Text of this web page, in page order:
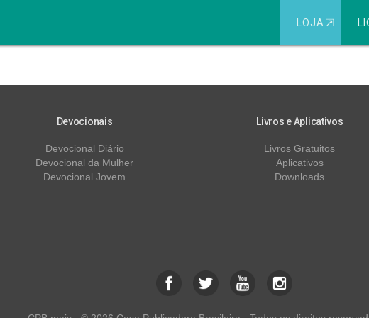
LOJA ⇱
Devocionais
Devocional Diário
Devocional da Mulher
Devocional Jovem
Livros e Aplicativos
Livros Gratuitos
Aplicativos
Downloads